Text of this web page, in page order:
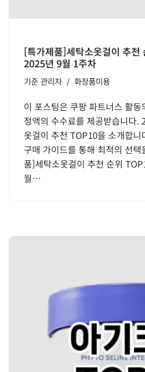
[특가제품]세탁소옷걸이 추천
2025년 9월 1주차
기준 관리자 화장품미용
이 포스팅은 쿠팡 파트너스 활
정액의 수수료를 제공받습니다.
옷걸이 추천 TOP10을 소개합
구매 가이드를 통해 최적의 선
품]세탁소옷걸이 추천 순위
월…